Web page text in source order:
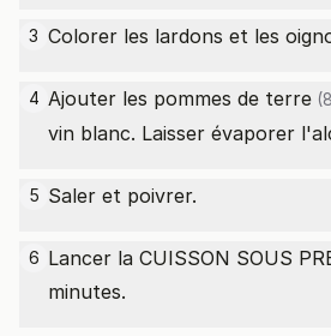
3 Colorer les lardons et les
4 Ajouter les pommes de terre
vin blanc. Laisser évaporer
5 Saler et poivrer.
6 Lancer la CUISSON SOUS
minutes.